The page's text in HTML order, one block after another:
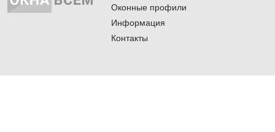
Оконные профили
Информация
Контакты